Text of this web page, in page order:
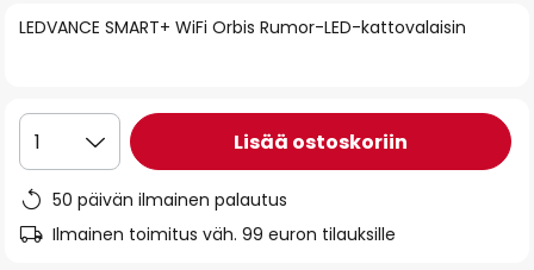
of
gallery
LEDVANCE SMART+ WiFi Orbis Rumor-LED-kattovalaisin
1 Lisää ostoskoriin
50 päivän ilmainen palautus
Ilmainen toimitus väh. 99 euron tilauksille